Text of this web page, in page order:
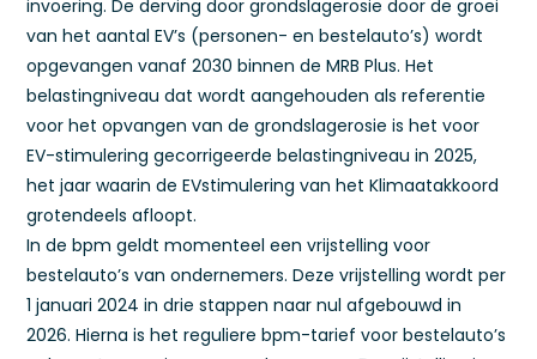
invoering. De derving door grondslagerosie door de groei
van het aantal EV’s (personen- en bestelauto’s) wordt
opgevangen vanaf 2030 binnen de MRB Plus. Het
belastingniveau dat wordt aangehouden als referentie
voor het opvangen van de grondslagerosie is het voor
EV-stimulering gecorrigeerde belastingniveau in 2025,
het jaar waarin de EVstimulering van het Klimaatakkoord
grotendeels afloopt.
In de bpm geldt momenteel een vrijstelling voor
bestelauto’s van ondernemers. Deze vrijstelling wordt per
1 januari 2024 in drie stappen naar nul afgebouwd in
2026. Hierna is het reguliere bpm-tarief voor bestelauto’s